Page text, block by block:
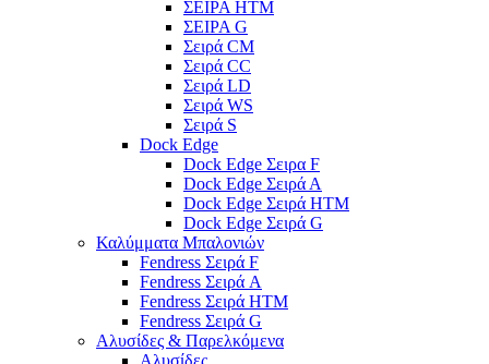
ΣΕΙΡΑ HTM
ΣΕΙΡΑ G
Σειρά CM
Σειρά CC
Σειρά LD
Σειρά WS
Σειρά S
Dock Edge
Dock Edge Σειρα F
Dock Edge Σειρά Α
Dock Edge Σειρά HTM
Dock Edge Σειρά G
Καλύμματα Μπαλονιών
Fendress Σειρά F
Fendress Σειρά A
Fendress Σειρά HTM
Fendress Σειρά G
Αλυσίδες & Παρελκόμενα
Αλυσίδες